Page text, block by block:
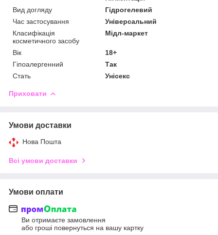
Вид догляду
Гідрогелевий
Час застосування
Універсальний
Класифікація
косметичного засобу
Мідл-маркет
Вік
18+
Гіпоалергенний
Так
Стать
Унісекс
Приховати
Умови доставки
Нова Пошта
Всі умови доставки
Умови оплати
Ви отримаєте замовлення
або гроші повернуться на вашу картку